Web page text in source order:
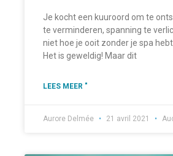
Je kocht een kuuroord om te
te verminderen, spanning te
niet hoe je ooit zonder je spa
Het is geweldig! Maar dit
LEES MEER "
Aurore Delmée 21 avril 2021